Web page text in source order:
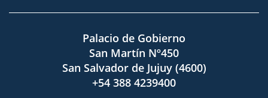
Palacio de Gobierno
San Martín Nº450
San Salvador de Jujuy (4600)
+54 388 4239400